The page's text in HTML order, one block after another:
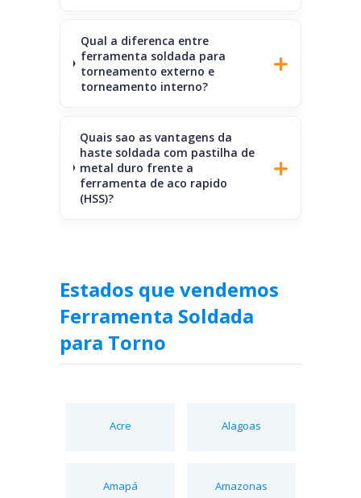
Qual a diferenca entre
ferramenta soldada para
torneamento externo e
torneamento interno?
Quais sao as vantagens da
haste soldada com pastilha de
metal duro frente a
ferramenta de aco rapido
(HSS)?
Estados que vendemos
Ferramenta Soldada
para Torno
Acre Alagoas
Amapá Amazonas